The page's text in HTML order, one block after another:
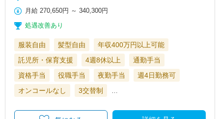
月給 270,650円 ～340,300円
処遇改善あり
服装自由 髪型自由
年収400万円以上可能
託児所・保育支援
4週8休以上
通勤手当
資格手当
役職手当 夜勤手当
週4日勤務可
オンコールなし
3交替制